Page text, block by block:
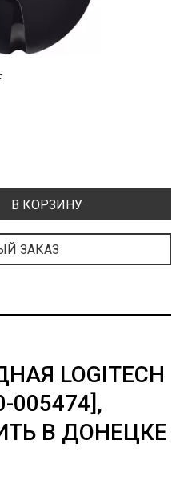
В КОРЗИНУ
ЗАКАЗ
LOGITECH
005474],
В ДОНЕЦКЕ